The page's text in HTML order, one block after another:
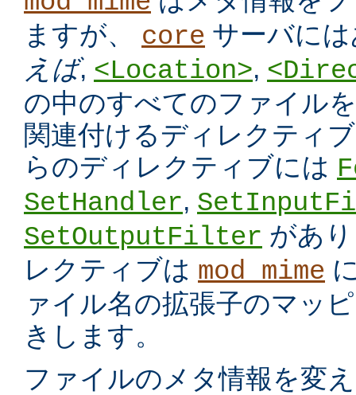
ますが、 core サーバに
えば, <Location>,
の中のすべてのファイル
関連付けるディレクティ
らのディレクティブには
SetHandler,
SetOutputFilter があ
レクティブは mod_mime
ァイル名の拡張子のマッ
きします。
ファイルのメタ情報を変